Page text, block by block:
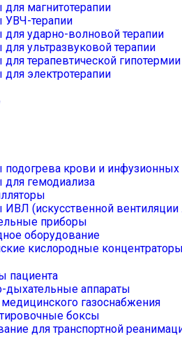
для магнитотерапии
УВЧ-терапии
для ударно-волновой терапии
для ультразвуковой терапии
для терапевтической
для электротерапии
подогрева крови и инфузионных
для гемодиализа
ИВЛ (искусственной вентиляции
приборы
оборудование
кислородные
пациента
дыхательные аппараты
газоснабжения
боксы
для транспортной